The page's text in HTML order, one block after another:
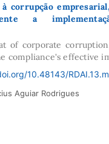
à corrupção
a
of corporate
compliance's effective
10.48143/
Aguiar Rodrigues